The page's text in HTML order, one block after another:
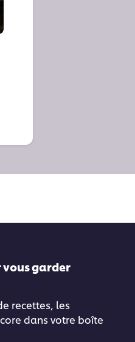
garder
recettes, les
dans votre boîte